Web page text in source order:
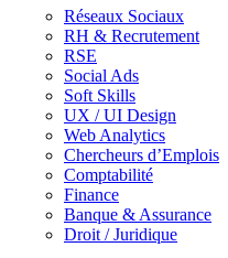
Réseaux Sociaux
RH & Recrutement
RSE
Social Ads
Soft Skills
UX / UI Design
Web Analytics
Chercheurs d’Emplois
Comptabilité
Finance
Banque & Assurance
Droit / Juridique